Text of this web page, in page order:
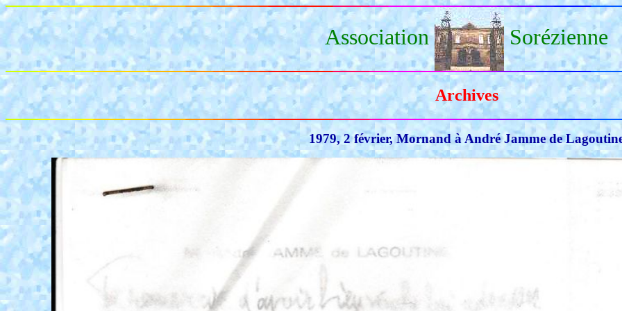
Association Sorézienne
Archives
1979, 2 février, Mornand à André Jamme de